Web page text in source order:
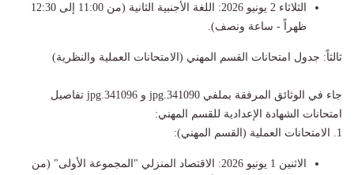
الثلاثاء 2 يونيو 2026: اللغة الأجنبية الثانية (من 11:00 إلى 12:30
ظهراً - ساعة ونصف).
ثالثاً: جدول امتحانات القسم المهني (الامتحانات العملية والنظرية)
جاء في الوثائق المرفقة بملفي 341090.jpg و 341096.jpg تفاصيل
امتحانات الشهادة الإعدادية للقسم المهني:
1. الامتحانات العملية (القسم المهني):
الاثنين 1 يونيو 2026: الاقتصاد المنزلي "المجموعة الأولى" (من